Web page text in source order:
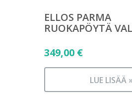
ELLOS PARMA
RUOKAPÖYTÄ
349,00 €
LUE LISÄÄ